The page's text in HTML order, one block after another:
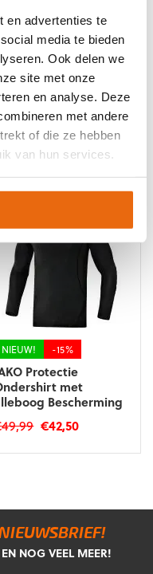
en advertenties te
media te bieden
Ook delen we
site met onze
en analyse. Deze
met andere
of die ze hebben
van hun services.
-10%
Sports
Short
49,95Oorspronkelijke
prijs
was:
€49,95.
€44,96Huidige
prijs
is:
€44,96.
kan
gekozen
worden
op
productpagina
NIEUW! -15%
Protectie
met
Bescherming
49,99 Oorspronkelijke
€42,50Huidige
NOG VEEL MEER!